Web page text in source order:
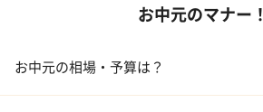
03 ギフトカタログ
お中元のマナー！
お中元の相場・予算は？